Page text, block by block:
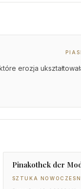
erozja
Pinakothek der
SZTUKA